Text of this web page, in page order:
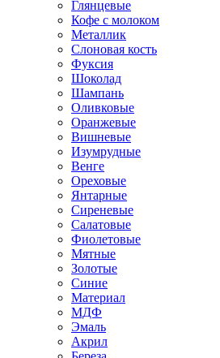
Глянцевые
Кофе с молоком
Металлик
Слоновая кость
Фуксия
Шоколад
Шампань
Оливковые
Оранжевые
Вишневые
Изумрудные
Венге
Ореховые
Янтарные
Сиреневые
Салатовые
Фиолетовые
Мятные
Золотые
Синие
Материал
МДФ
Эмаль
Акрил